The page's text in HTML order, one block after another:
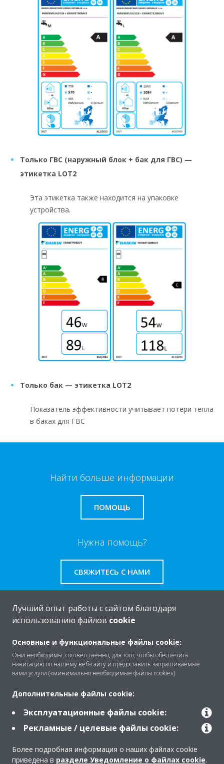
Только ГВС (наружный блок + бак для ГВС) —
этикетка LOT2
Эта этикетка также находится на упаковке
устройства.
Только бак — этикетка LOT2
Показатель эффективности учитывает потери тепла
в баках для ГВС
Найти больше информации
ПОМОЩЬ
Нужна помощь?
СВЯЖИТЕСЬ С НАМИ
Решения
Помощь
Продукты
Лучший опыт работы с сайтом благодаря
использованию файлов cookie
Основные и функциональные файлы cookie:
Они необходимы, соответственно, для того, чтобы обеспечить
навигацию по нашему веб-сайту и предоставить запрашиваемые
вами услуги («минимально необходимые файлы cookie»).
Дополнительные файлы cookie:
Эксплуатационные файлы cookie:
Рекламные / целевые файлы cookie:
Более подробная информация о наших файлах cookie
приведена в разделе Уведомление о файлах cookie.